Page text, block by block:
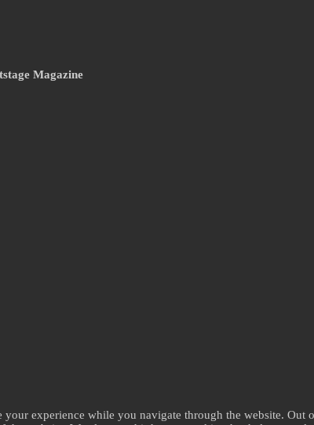
Magazine
experience while you navigate through the website. Out